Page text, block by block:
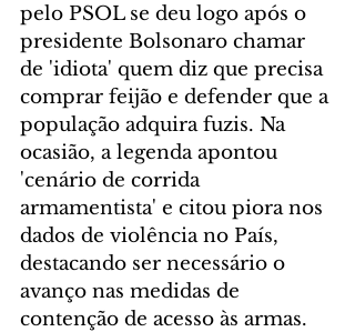
pelo PSOL se deu logo após o
presidente Bolsonaro chamar
de 'idiota' quem diz que precisa
comprar feijão e defender que a
população adquira fuzis. Na
ocasião, a legenda apontou
'cenário de corrida
armamentista' e citou piora nos
dados de violência no País,
destacando ser necessário o
avanço nas medidas de
contenção de acesso às armas.